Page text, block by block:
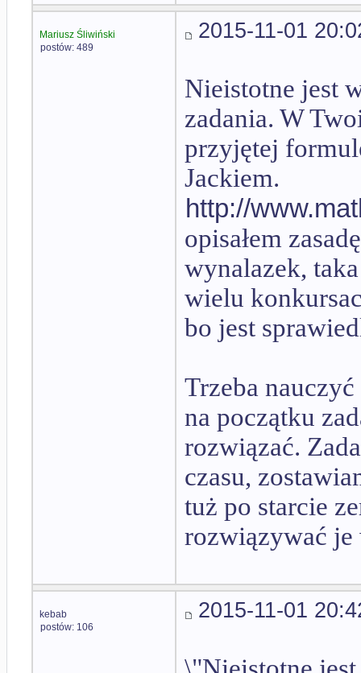
Mariusz Śliwiński
postów: 489
2015-11-01
Nieistotne jest
zadania. W
przyjętej
Jackiem.
http://
opisałem
wynalazek,
wielu
bo jest
Trzeba
na początku
rozwiązać.
czasu,
tuż po starcie
rozwiązywać je
kebab
postów: 106
2015-11-01